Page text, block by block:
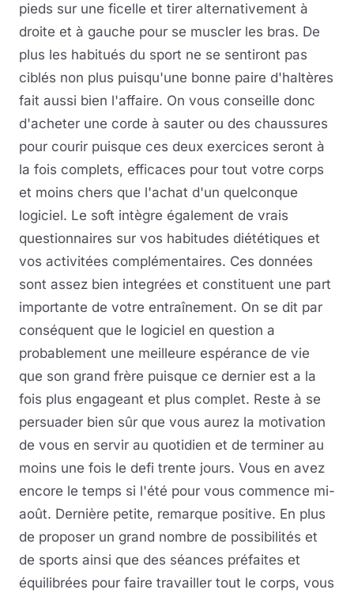
pieds sur une ficelle et tirer alternativement à
droite et à gauche pour se muscler les bras. De
plus les habitués du sport ne se sentiront pas
ciblés non plus puisqu'une bonne paire d'haltères
fait aussi bien l'affaire. On vous conseille donc
d'acheter une corde à sauter ou des chaussures
pour courir puisque ces deux exercices seront à
la fois complets, efficaces pour tout votre corps
et moins chers que l'achat d'un quelconque
logiciel. Le soft intègre également de vrais
questionnaires sur vos habitudes diététiques et
vos activitées complémentaires. Ces données
sont assez bien integrées et constituent une part
importante de votre entraînement. On se dit par
conséquent que le logiciel en question a
probablement une meilleure espérance de vie
que son grand frère puisque ce dernier est a la
fois plus engageant et plus complet. Reste à se
persuader bien sûr que vous aurez la motivation
de vous en servir au quotidien et de terminer au
moins une fois le defi trente jours. Vous en avez
encore le temps si l'été pour vous commence mi-
août. Dernière petite, remarque positive. En plus
de proposer un grand nombre de possibilités et
de sports ainsi que des séances préfaites et
équilibrées pour faire travailler tout le corps, vous